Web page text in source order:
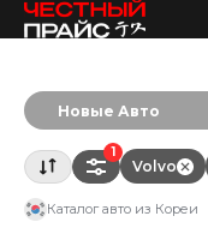
Новые Авто
1
Volvo
Каталог авто из Кореи